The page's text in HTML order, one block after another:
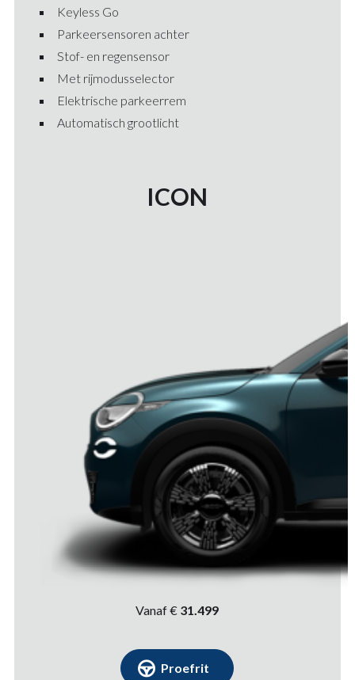
Keyless Go
Parkeersensoren achter
Stof- en regensensor
Met rijmodusselector
Elektrische parkeerrem
Automatisch grootlicht
ICON
Vanaf € 31.499
Proefrit